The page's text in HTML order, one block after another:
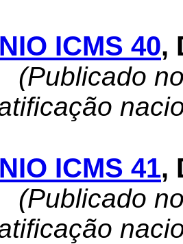
ICMS 40,
(Publicado
ICMS 41,
(Publicado